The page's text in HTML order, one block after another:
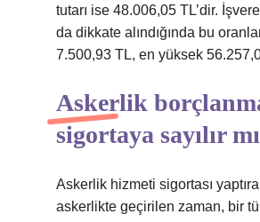
tutarı ise 48.006,05 TL’dir.
da dikkate alındığında bu
7.500,93 TL, en yüksek
Askerlik
sigortaya sayılır
Askerlik hizmeti sigortası
askerlikte geçirilen zaman, bir